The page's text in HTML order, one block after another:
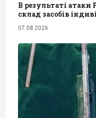
В результаті
склад засобів
07.08.2026